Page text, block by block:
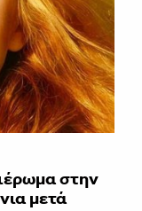
στην
μετά